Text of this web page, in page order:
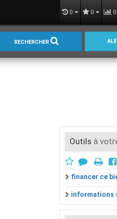
0 0 0
RECHERCHER
Outils à
financer ce
informations